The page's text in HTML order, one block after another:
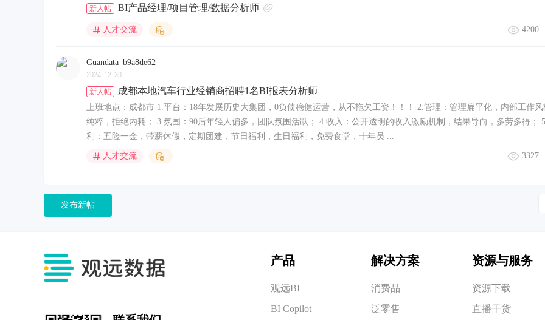
新人帖 BI产品经理/项目管理/数据分析师
人才交流 4200
Guandata_b9a8de62
2024-12-30
新人帖 成都本地汽车行业经销商招聘1名BI报表分析师
上班地点：成都市 1.平台：18年发展历史大集团，0负债稳健运营，从不拖欠工资！！！ 2.管理：管理扁平化，内部工作
纯粹，拒绝内耗； 3.氛围：90后年轻人偏多，团队氛围活跃； 4.收入：公开透明的收入激励机制，结果导向，多劳多得；
利：五险一金，带薪休假，定期团建，节日福利，生日福利，免费食堂，十年员 ...
人才交流 3327
发布新帖
产品
观远BI
BI Copilot
解决方案
消费品
泛零售
资源与服务
资源下载
直播干货